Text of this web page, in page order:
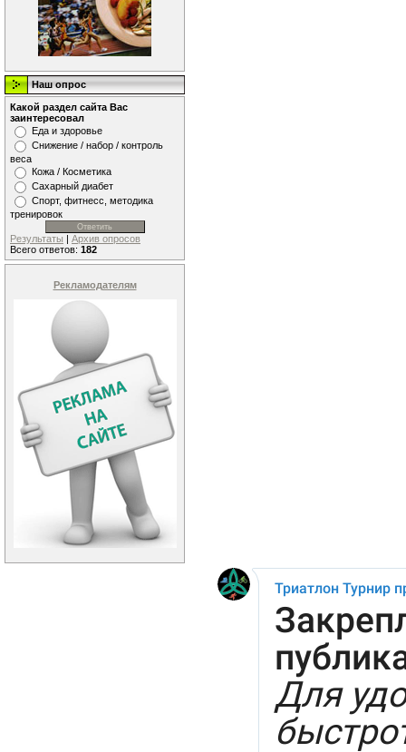
Наш опрос
Какой раздел сайта Вас
заинтересовал
Еда и здоровье
Снижение / набор / контроль
веса
Кожа / Косметика
Сахарный диабет
Спорт, фитнесс, методика
тренировок
Результаты | Архив опросов
Всего ответов: 182
Рекламодателям